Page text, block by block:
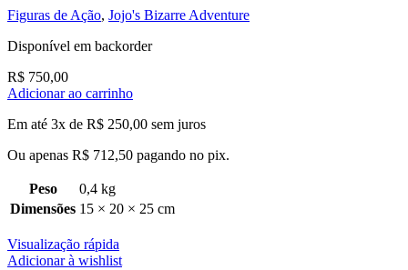
Figuras de Ação, Jojo's Bizarre Adventure
Disponível em backorder
R$ 750,00
Adicionar ao carrinho
Em até 3x de R$ 250,00 sem juros
Ou apenas R$ 712,50 pagando no pix.
Peso
0,4 kg
Dimensões 15 × 20 × 25 cm
Visualização rápida
Adicionar à wishlist